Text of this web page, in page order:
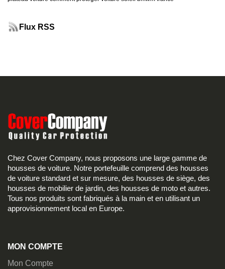
Flux RSS
Chez Cover Company, nous proposons une large gamme de
housses de voiture. Notre portefeuille comprend des housses
de voiture standard et sur mesure, des housses de siège, des
housses de mobilier de jardin, des housses de moto et autres.
Tous nos produits sont fabriqués à la main et en utilisant un
approvisionnement local en Europe.
MON COMPTE
Mon Compte